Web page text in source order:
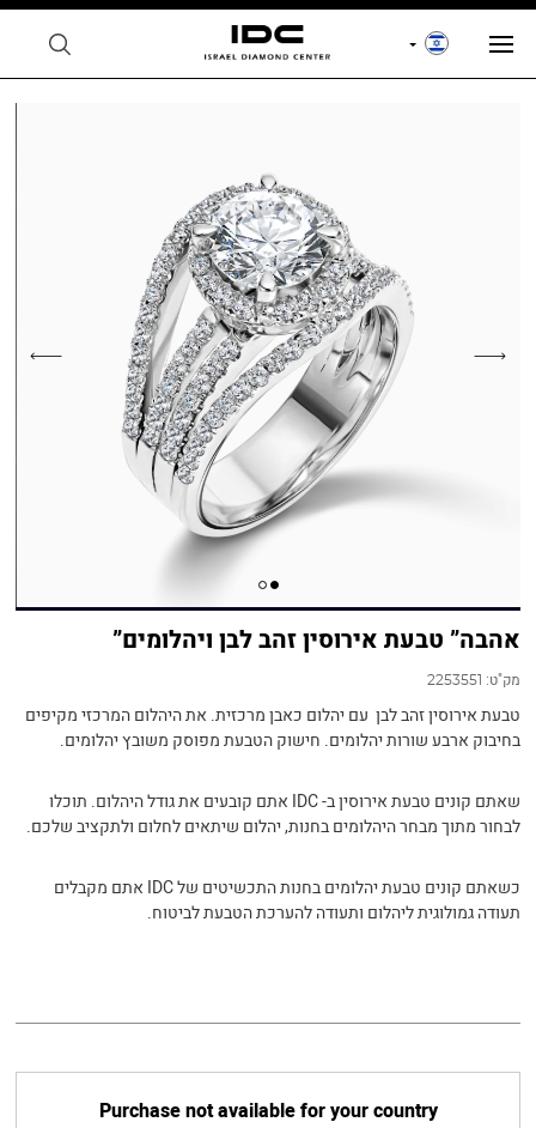
אהבה” טבעת אירוסין זהב לבן ויהלומים”
מק"ט: 2253551
טבעת אירוסין זהב לבן עם יהלום כאבן מרכזית. את היהלום המרכזי מקיפים
בחיבוק ארבע שורות יהלומים. חישוק הטבעת מפוסק משובץ יהלומים.
שאתם קונים טבעת אירוסין ב- IDC אתם קובעים את גודל היהלום. תוכלו
לבחור מתוך מבחר היהלומים בחנות, יהלום שיתאים לחלום ולתקציב שלכם.
כשאתם קונים טבעת יהלומים בחנות התכשיטים של IDC אתם מקבלים
תעודה גמולוגית ליהלום ותעודה להערכת הטבעת לביטוח.
Purchase not available for your country